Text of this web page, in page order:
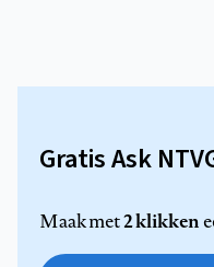
Gratis Ask
Maak met2 klikken